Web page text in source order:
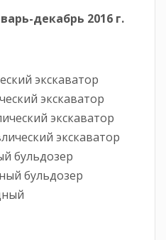
-декабрь 2016 г.
экскаватор
экскаватор
экскаватор
экскаватор
бульдозер
бульдозер